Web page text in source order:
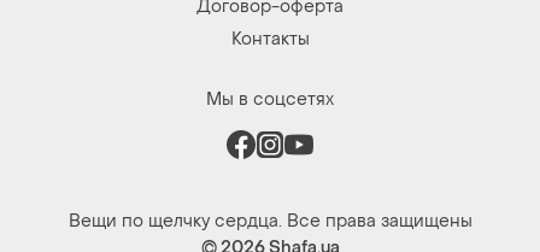
© 2026Shafa.ua